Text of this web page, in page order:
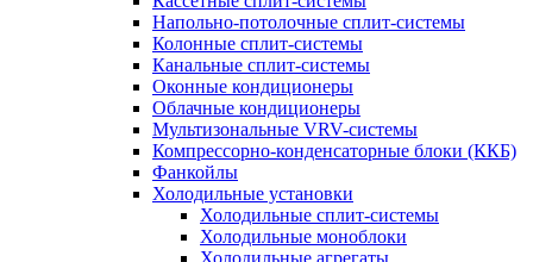
Напольно-потолочные сплит-системы
Колонные сплит-системы
Канальные сплит-системы
Оконные кондиционеры
Облачные кондиционеры
Мультизональные VRV-системы
Компрессорно-конденсаторные блоки (ККБ)
Фанкойлы
Холодильные установки
Холодильные сплит-системы
Холодильные моноблоки
Холодильные агрегаты